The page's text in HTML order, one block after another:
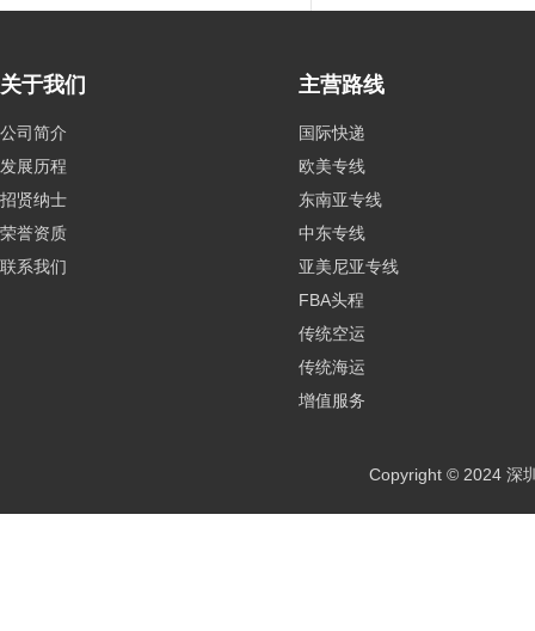
关于我们
公司简介
发展历程
招贤纳士
荣誉资质
联系我们
主营路线
国际快递
欧美专线
东南亚专线
中东专线
亚美尼亚专线
FBA头程
传统空运
传统海运
增值服务
Copyright © 2024 深